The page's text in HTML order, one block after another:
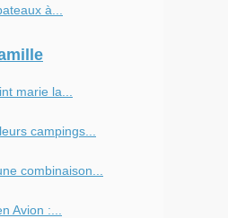
à...
marie la...
campings...
combinaison...
Avion :...